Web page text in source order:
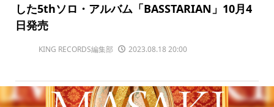
した5thソロ・アルバム「BASSTARIAN」10月4
日発売
KING RECORDS編集部 2023.08.18 20:00